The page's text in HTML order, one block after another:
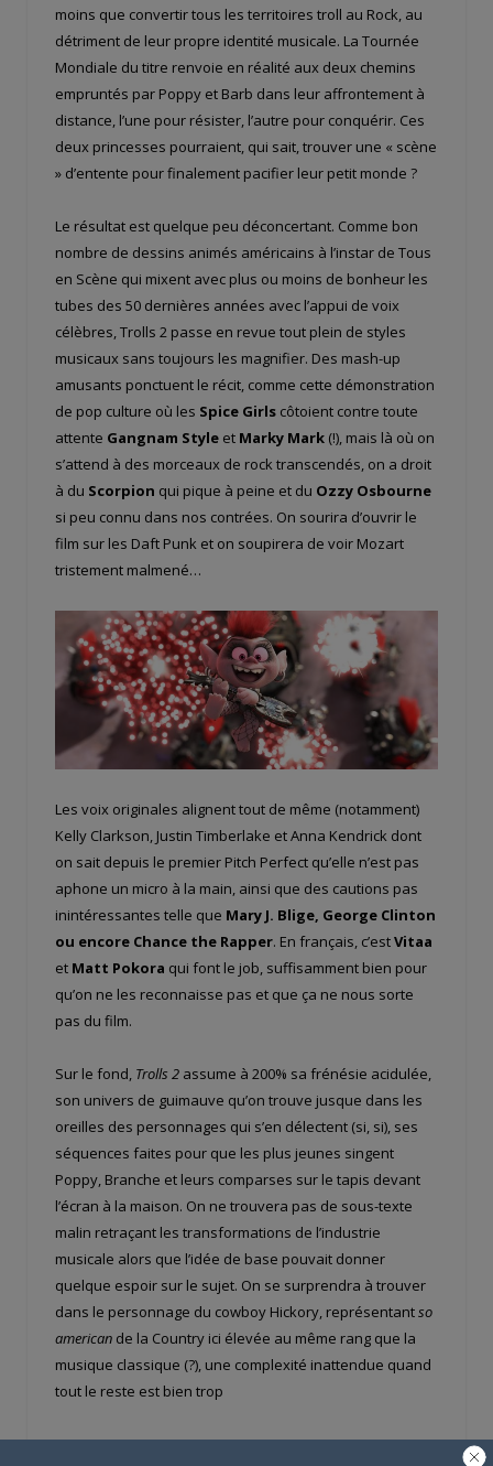
moins que convertir tous les territoires troll au Rock, au
détriment de leur propre identité musicale. La Tournée
Mondiale du titre renvoie en réalité aux deux chemins
empruntés par Poppy et Barb dans leur affrontement à
distance, l’une pour résister, l’autre pour conquérir. Ces
deux princesses pourraient, qui sait, trouver une « scène
» d’entente pour finalement pacifier leur petit monde ?
Le résultat est quelque peu déconcertant. Comme bon
nombre de dessins animés américains à l’instar de Tous
en Scène qui mixent avec plus ou moins de bonheur les
tubes des 50 dernières années avec l’appui de voix
célèbres, Trolls 2 passe en revue tout plein de styles
musicaux sans toujours les magnifier. Des mash-up
amusants ponctuent le récit, comme cette démonstration
de pop culture où les Spice Girls côtoient contre toute
attente Gangnam Style et Marky Mark (!), mais là où on
s’attend à des morceaux de rock transcendés, on a droit
à du Scorpion qui pique à peine et du Ozzy Osbourne
si peu connu dans nos contrées. On sourira d’ouvrir le
film sur les Daft Punk et on soupirera de voir Mozart
tristement malmené…
Les voix originales alignent tout de même (notamment)
Kelly Clarkson, Justin Timberlake et Anna Kendrick dont
on sait depuis le premier Pitch Perfect qu’elle n’est pas
aphone un micro à la main, ainsi que des cautions pas
inintéressantes telle que Mary J. Blige, George Clinton
ou encore Chance the Rapper. En français, c’estVitaa
et Matt Pokora qui font le job, suffisamment bien pour
qu’on ne les reconnaisse pas et que ça ne nous sorte
pas du film.
Sur le fond, Trolls 2 assume à 200% sa frénésie acidulée,
son univers de guimauve qu’on trouve jusque dans les
oreilles des personnages qui s’en délectent (si, si), ses
séquences faites pour que les plus jeunes singent
Poppy, Branche et leurs comparses sur le tapis devant
l’écran à la maison. On ne trouvera pas de sous-texte
malin retraçant les transformations de l’industrie
musicale alors que l’idée de base pouvait donner
quelque espoir sur le sujet. On se surprendra à trouver
dans le personnage du cowboy Hickory, représentantso
american de la Country ici élevée au même rang que la
musique classique (?), une complexité inattendue quand
tout le reste est bien trop
monodimensionnel. Ce personnage-là est le vrai héros